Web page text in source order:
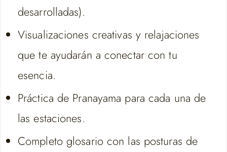
desarrolladas).
Visualizaciones creativas y relajaciones
que te ayudarán a conectar con tu
esencia.
Práctica de Pranayama para cada una de
las estaciones.
Completo glosario con las posturas de